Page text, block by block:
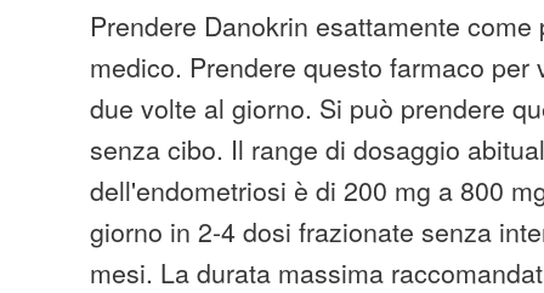
Prendere Danokrin esattamente come
medico. Prendere questo farmaco per
due volte al giorno. Si può prendere
senza cibo. Il range di dosaggio
dell'endometriosi è di 200 mg a 800
giorno in 2-4 dosi frazionate senza
mesi. La durata massima